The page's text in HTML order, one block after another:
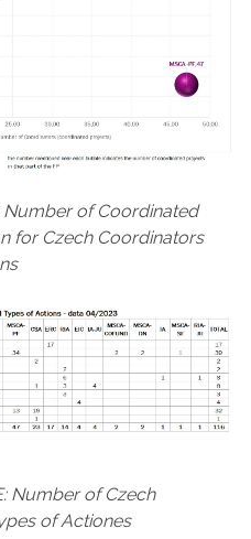
Number of Coordinated
for Czech Coordinators
Number of Czech
of Actiones